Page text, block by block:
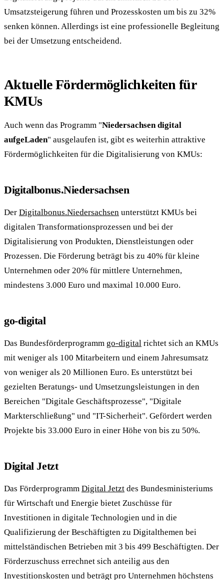
Umsatzsteigerung führen und Prozesskosten um bis zu 32%
senken können. Allerdings ist eine professionelle Begleitung
bei der Umsetzung entscheidend.
Aktuelle Fördermöglichkeiten für
KMUs
Auch wenn das Programm "Niedersachsen digital
aufgeLaden" ausgelaufen ist, gibt es weiterhin attraktive
Fördermöglichkeiten für die Digitalisierung von KMUs:
Digitalbonus.Niedersachsen
Der Digitalbonus.Niedersachsen unterstützt KMUs bei
digitalen Transformationsprozessen und bei der
Digitalisierung von Produkten, Dienstleistungen oder
Prozessen. Die Förderung beträgt bis zu 40% für kleine
Unternehmen oder 20% für mittlere Unternehmen,
mindestens 3.000 Euro und maximal 10.000 Euro.
go-digital
Das Bundesförderprogramm go-digital richtet sich an KMUs
mit weniger als 100 Mitarbeitern und einem Jahresumsatz
von weniger als 20 Millionen Euro. Es unterstützt bei
gezielten Beratungs- und Umsetzungsleistungen in den
Bereichen "Digitale Geschäftsprozesse", "Digitale
Markterschließung" und "IT-Sicherheit". Gefördert werden
Projekte bis 33.000 Euro in einer Höhe von bis zu 50%.
Digital Jetzt
Das Förderprogramm Digital Jetzt des Bundesministeriums
für Wirtschaft und Energie bietet Zuschüsse für
Investitionen in digitale Technologien und in die
Qualifizierung der Beschäftigten zu Digitalthemen bei
mittelständischen Betrieben mit 3 bis 499 Beschäftigten. Der
Förderzuschuss errechnet sich anteilig aus den
Investitionskosten und beträgt pro Unternehmen höchstens